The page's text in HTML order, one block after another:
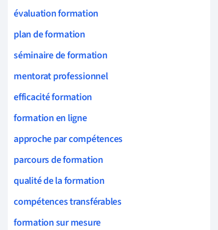
évaluation formation
plan de formation
séminaire de formation
mentorat professionnel
efficacité formation
formation en ligne
approche par compétences
parcours de formation
qualité de la formation
compétences transférables
formation sur mesure